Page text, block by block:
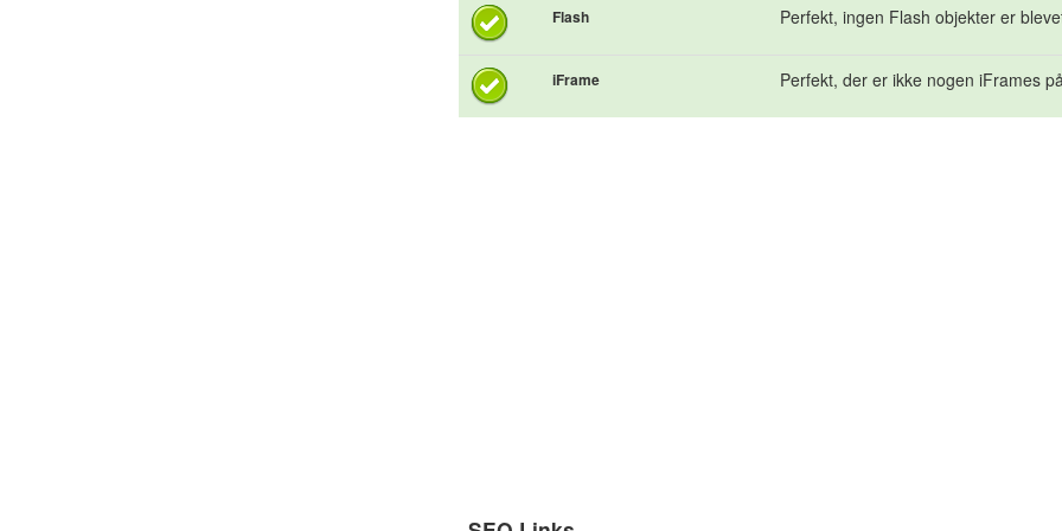
Flash Perfekt, ingen Flash objekter er
iFrame Perfekt, der er ikke nogen iFrames